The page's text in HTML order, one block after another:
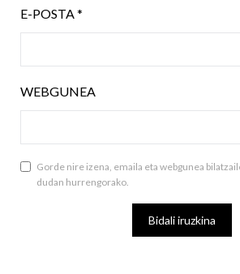
E-POSTA*
WEBGUNEA
Gorde nire izena, emaila eta webgunea
dudan hurrengorako.